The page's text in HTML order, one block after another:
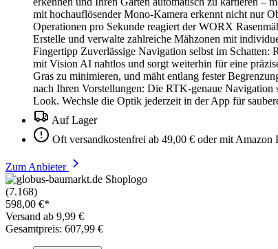
mit hochauflösender Mono-Kamera erkennt nicht nur
Operationen pro Sekunde reagiert der WORX
Erstelle und verwalte zahlreiche Mähzonen mit
Fingertipp Zuverlässige Navigation selbst im Schatten:
mit Vision AI nahtlos und sorgt weiterhin für eine
Gras zu minimieren, und mäht entlang fester
nach Ihren Vorstellungen: Die RTK-genaue Navigation
Look. Wechsle die Optik jederzeit in der App für
Auf Lager
Oft versandkostenfrei ab 49,00 € oder mit Amazon
Zum Anbieter
(7.168)
598,00 €*
Versand ab 9,99 €
Gesamtpreis: 607,99 €